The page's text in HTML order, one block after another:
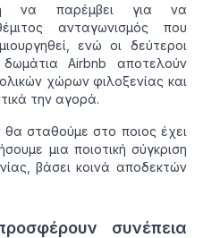
να παρέμβει για να
ανταγωνισμός που
ενώ οι δεύτεροι
Airbnb αποτελούν
χώρων φιλοξενίας και
την αγορά.
σταθούμε στο ποιος έχει
μια ποιοτική σύγκριση
βάσει κοινά αποδεκτών
συνέπεια